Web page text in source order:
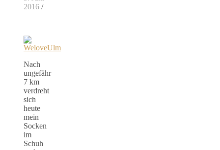
2016 /
Nach
ungefähr
7 km
verdreht
sich
heute
mein
Socken
im
Schuh